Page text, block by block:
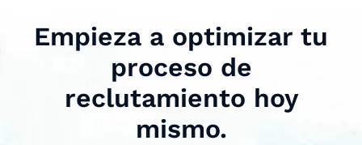
Empieza a optimizar tu
proceso de
reclutamiento hoy
mismo.